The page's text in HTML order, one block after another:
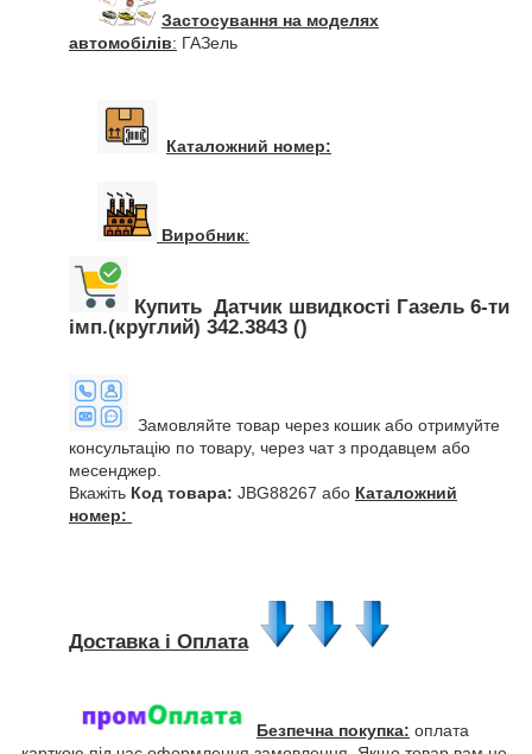
Застосування на моделях
автомобілів: ГАЗель
Каталожний номер:
Виробник:
Купить Датчик швидкості Газель 6-ти
імп.(круглий) 342.3843 ()
Замовляйте товар через кошик або отримуйте
консультацію по товару, через чат з продавцем або
месенджер.
Вкажіть Код товара: JBG88267 або Каталожний
номер:
Доставка і Оплата
Безпечна покупка: оплата